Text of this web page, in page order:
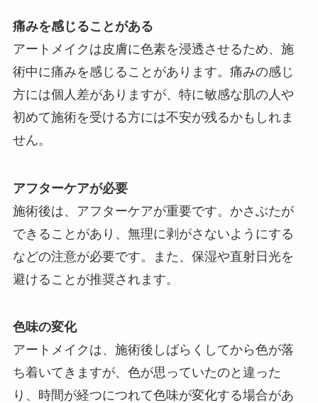
痛みを感じることがある
アートメイクは皮膚に色素を浸透させるため、施
術中に痛みを感じることがあります。痛みの感じ
方には個人差がありますが、特に敏感な肌の人や
初めて施術を受ける方には不安が残るかもしれま
せん。
アフターケアが必要
施術後は、アフターケアが重要です。かさぶたが
できることがあり、無理に剥がさないようにする
などの注意が必要です。また、保湿や直射日光を
避けることが推奨されます。
色味の変化
アートメイクは、施術後しばらくしてから色が落
ち着いてきますが、色が思っていたのと違った
り、時間が経つにつれて色味が変化する場合があ